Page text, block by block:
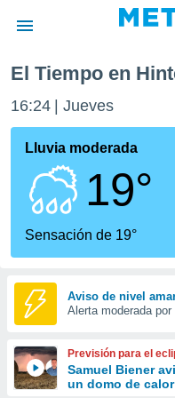
de
por
se
calidad.
a este
las
y
forma
digital
basada
El Tiempo en
16:24 Jueves
Lluvia moderada
19°
Sensación de 19°
Aviso de nivel
Alerta moderada
Previsión para el
Samuel Biener
un domo de